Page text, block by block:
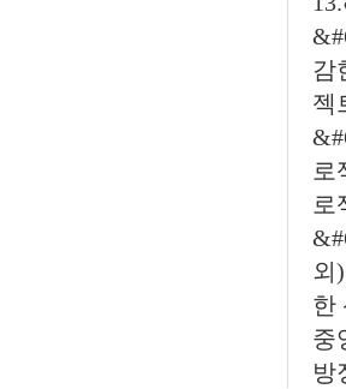
감
젝
로
로
외
한
중
방